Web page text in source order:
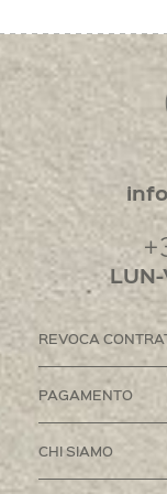
REVOCA
PAGAMENTO
CHI SIAMO